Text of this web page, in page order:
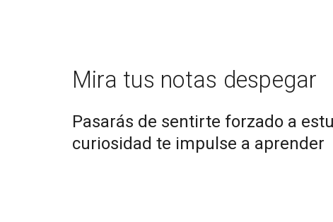
Mira tus notas despegar
Pasarás de sentirte forzado a
curiosidad te impulse a aprender